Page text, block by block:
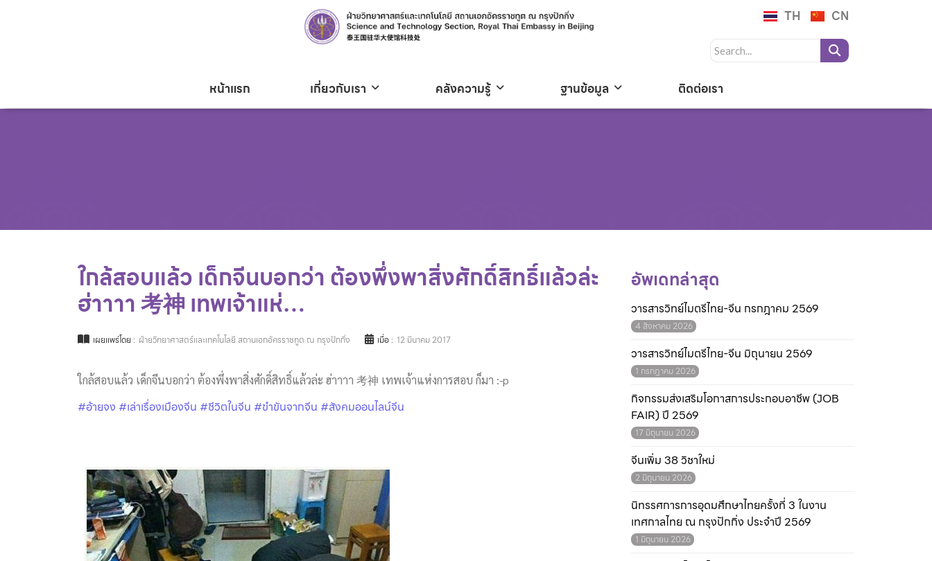
TH CN
หน้าแรก เกี่ยวกับเรา คลังความรู้ ฐานข้อมูล ติดต่อเรา
ใกล้สอบแล้ว เด็กจีนบอกว่า ต้องพึ่งพาสิ่งศักดิ์สิทธิ์แล้วล่ะ
ฮ่าาาา 考神 เทพเจ้าแห่…
เผยแพร่โดย : ฝ่ายวิทยาศาสตร์และเทคโนโลยี สถานเอกอัครราชทูต ณ กรุงปักกิ่ง เมื่อ : 12 มีนาคม 2017
ใกล้สอบแล้ว เด็กจีนบอกว่า ต้องพึ่งพาสิ่งศักดิ์สิทธิ์แล้วล่ะ ฮ่าาาา 考神 เทพเจ้าแห่งการสอบ ก็มา :-p
#อ้ายจง #เล่าเรื่องเมืองจีน #ชีวิตในจีน #ขำขันจากจีน #สังคมออนไลน์จีน
อัพเดทล่าสุด
วารสารวิทย์ไมตรีไทย-จีน กรกฎาคม 2569
4 สิงหาคม 2026
วารสารวิทย์ไมตรีไทย-จีน มิถุนายน 2569
1 กรกฎาคม 2026
กิจกรรมส่งเสริมโอกาสการประกอบอาชีพ (JOB
FAIR) ปี 2569
17 มิถุนายน 2026
จีนเพิ่ม 38 วิชาใหม่
2 มิถุนายน 2026
นิทรรศการการอุดมศึกษาไทยครั้งที่ 3 ในงาน
เทศกาลไทย ณ กรุงปักกิ่ง ประจำปี 2569
1 มิถุนายน 2026